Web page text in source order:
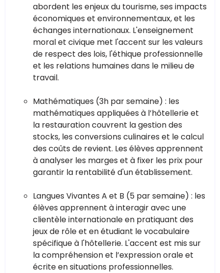
abordent les enjeux du tourisme, ses impacts
économiques et environnementaux, et les
échanges internationaux. L'enseignement
moral et civique met l'accent sur les valeurs
de respect des lois, l'éthique professionnelle
et les relations humaines dans le milieu de
travail.
Mathématiques (3h par semaine) : les
mathématiques appliquées à l’hôtellerie et
la restauration couvrent la gestion des
stocks, les conversions culinaires et le calcul
des coûts de revient. Les élèves apprennent
à analyser les marges et à fixer les prix pour
garantir la rentabilité d'un établissement.
Langues Vivantes A et B (5 par semaine) : les
élèves apprennent à interagir avec une
clientèle internationale en pratiquant des
jeux de rôle et en étudiant le vocabulaire
spécifique à l'hôtellerie. L'accent est mis sur
la compréhension et l’expression orale et
écrite en situations professionnelles.